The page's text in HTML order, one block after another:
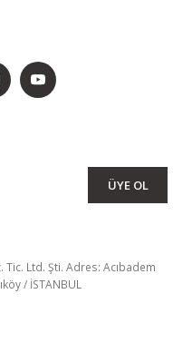
ÜYE OL
Tic. Ltd. Şti. Adres: Acıbadem
/ İSTANBUL